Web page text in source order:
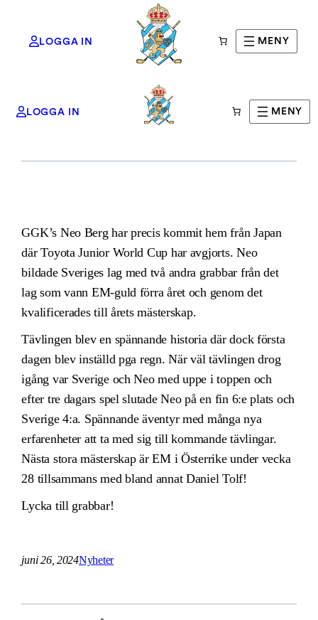
Hoppa
LOGGA IN MENY
LOGGA IN MENY
Neo Berg 6:a på VM!
GGK’s Neo Berg har precis kommit hem från Japan
där Toyota Junior World Cup har avgjorts. Neo
bildade Sveriges lag med två andra grabbar från det
lag som vann EM-guld förra året och genom det
kvalificerades till årets mästerskap.
Tävlingen blev en spännande historia där dock första
dagen blev inställd pga regn. När väl tävlingen drog
igång var Sverige och Neo med uppe i toppen och
efter tre dagars spel slutade Neo på en fin 6:e plats och
Sverige 4:a. Spännande äventyr med många nya
erfarenheter att ta med sig till kommande tävlingar.
Nästa stora mästerskap är EM i Österrike under vecka
28 tillsammans med bland annat Daniel Tolf!
Lycka till grabbar!
juni 26, 2024Nyheter